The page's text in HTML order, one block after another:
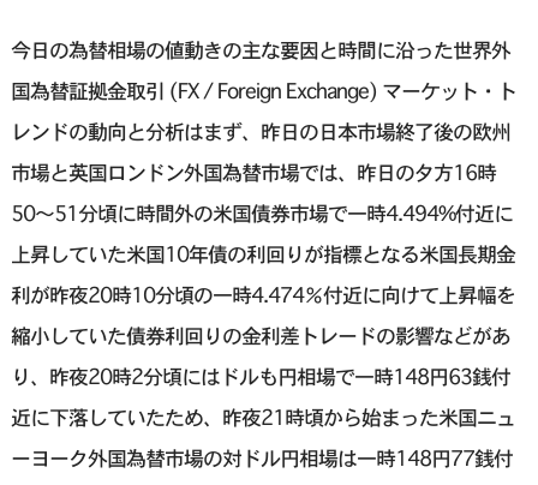
今日の為替相場の値動きの主な要因と時間に沿った世界外
国為替証拠金取引 (FX / Foreign Exchange) マーケット・ト
レンドの動向と分析はまず、昨日の日本市場終了後の欧州
市場と英国ロンドン外国為替市場では、昨日の夕方16時
50〜51分頃に時間外の米国債券市場で一時4.494%付近に
上昇していた米国10年債の利回りが指標となる米国長期金
利が昨夜20時10分頃の一時4.474％付近に向けて上昇幅を
縮小していた債券利回りの金利差トレードの影響などがあ
り、昨夜20時2分頃にはドルも円相場で一時148円63銭付
近に下落していたため、昨夜21時頃から始まった米国ニュ
ーヨーク外国為替市場の対ドル円相場は一時148円77銭付